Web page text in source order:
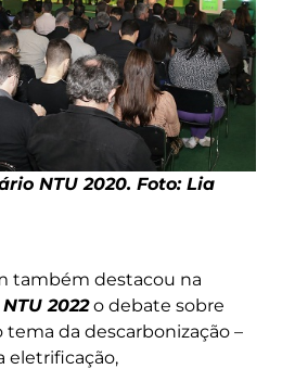
NTU 2020. Foto: Lia
também destacou na
2022o debate sobre
tema da descarbonização –
eletrificação,